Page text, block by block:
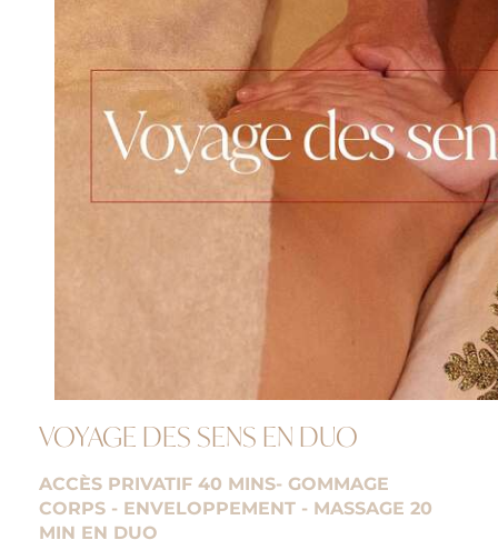
VOYAGE DES SENS EN DUO
ACCÈS PRIVATIF 40 MINS- GOMMAGE
CORPS - ENVELOPPEMENT - MASSAGE 20
MIN EN DUO